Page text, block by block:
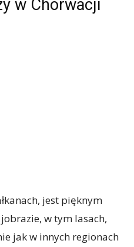
w Chorwacji
jest pięknym
w tym lasach,
jak w innych regionach